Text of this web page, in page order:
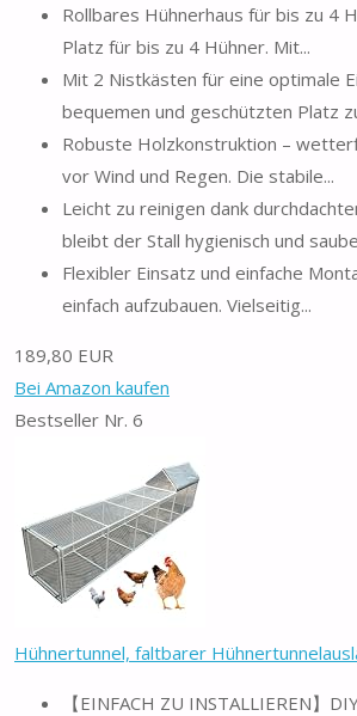
Rollbares Hühnerhaus für bis zu 4
Platz für bis zu 4 Hühner. Mit...
Mit 2 Nistkästen für eine optimale
bequemen und geschützten Platz
Robuste Holzkonstruktion –
vor Wind und Regen. Die stabile...
Leicht zu reinigen dank
bleibt der Stall hygienisch und
Flexibler Einsatz und einfache
einfach aufzubauen. Vielseitig...
189,80 EUR
Bei Amazon kaufen
Bestseller Nr. 6
Hühnertunnel, faltbarer
【EINFACH ZU INSTALLIEREN